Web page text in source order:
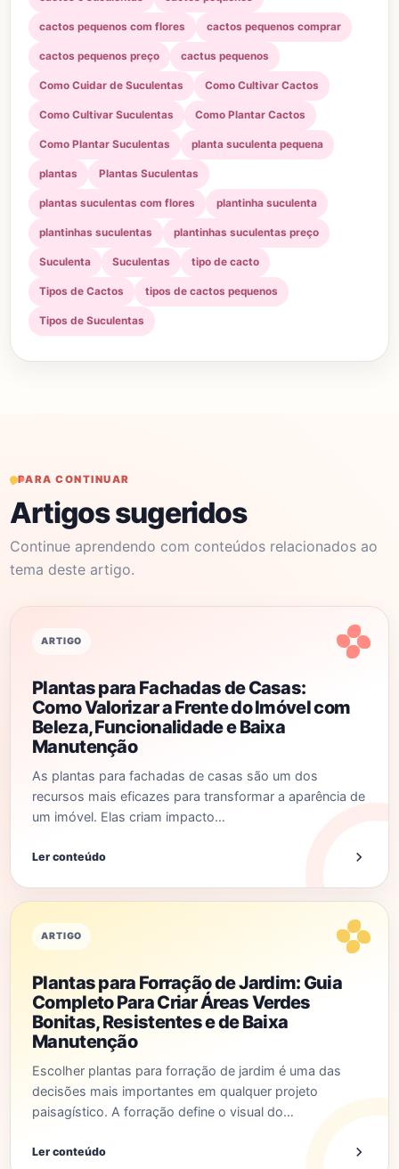
cactos pequenos com flores cactos pequenos comprar
cactos pequenos preço cactus pequenos
Como Cuidar de Suculentas Como Cultivar Cactos
Como Cultivar Suculentas Como Plantar Cactos
Como Plantar Suculentas planta suculenta pequena
plantas Plantas Suculentas
plantas suculentas com flores plantinha suculenta
plantinhas suculentas plantinhas suculentas preço
Suculenta Suculentas tipo de cacto
Tipos de Cactos tipos de cactos pequenos
Tipos de Suculentas
PARA CONTINUAR
Artigos sugeridos
Continue aprendendo com conteúdos relacionados ao
tema deste artigo.
ARTIGO
Plantas para Fachadas de Casas:
Como Valorizar a Frente do Imóvel com
Beleza, Funcionalidade e Baixa
Manutenção
As plantas para fachadas de casas são um dos
recursos mais eficazes para transformar a aparência de
um imóvel. Elas criam impacto…
Ler conteúdo
ARTIGO
Plantas para Forração de Jardim: Guia
Completo Para Criar Áreas Verdes
Bonitas, Resistentes e de Baixa
Manutenção
Escolher plantas para forração de jardim é uma das
decisões mais importantes em qualquer projeto
paisagístico. A forração define o visual do…
Ler conteúdo